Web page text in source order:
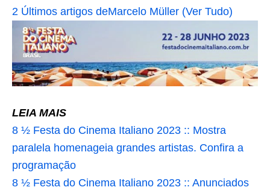
2 Últimos artigos deMarcelo Müller (Ver Tudo)
LEIA MAIS
8 ½ Festa do Cinema Italiano 2023 :: Mostra
paralela homenageia grandes artistas. Confira a
programação
8 ½ Festa do Cinema Italiano 2023 :: Anunciados